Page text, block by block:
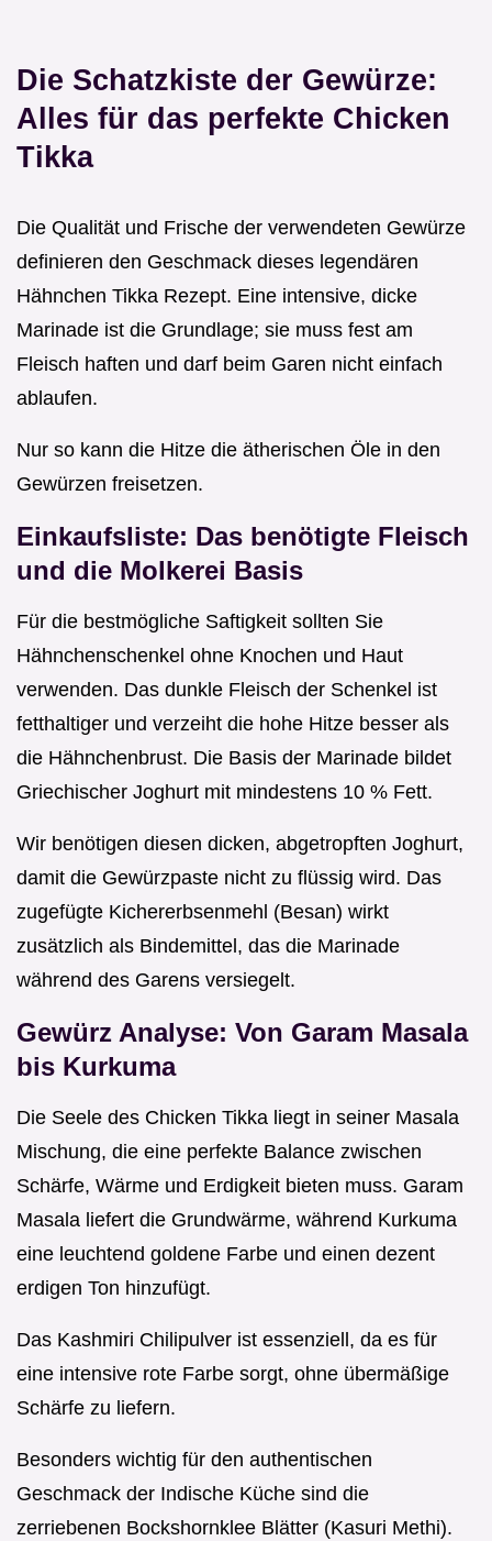
Die Schatzkiste der Gewürze:
Alles für das perfekte Chicken
Tikka
Die Qualität und Frische der verwendeten Gewürze
definieren den Geschmack dieses legendären
Hähnchen Tikka Rezept. Eine intensive, dicke
Marinade ist die Grundlage; sie muss fest am
Fleisch haften und darf beim Garen nicht einfach
ablaufen.
Nur so kann die Hitze die ätherischen Öle in den
Gewürzen freisetzen.
Einkaufsliste: Das benötigte Fleisch
und die Molkerei Basis
Für die bestmögliche Saftigkeit sollten Sie
Hähnchenschenkel ohne Knochen und Haut
verwenden. Das dunkle Fleisch der Schenkel ist
fetthaltiger und verzeiht die hohe Hitze besser als
die Hähnchenbrust. Die Basis der Marinade bildet
Griechischer Joghurt mit mindestens 10 % Fett.
Wir benötigen diesen dicken, abgetropften Joghurt,
damit die Gewürzpaste nicht zu flüssig wird. Das
zugefügte Kichererbsenmehl (Besan) wirkt
zusätzlich als Bindemittel, das die Marinade
während des Garens versiegelt.
Gewürz Analyse: Von Garam Masala
bis Kurkuma
Die Seele des Chicken Tikka liegt in seiner Masala
Mischung, die eine perfekte Balance zwischen
Schärfe, Wärme und Erdigkeit bieten muss. Garam
Masala liefert die Grundwärme, während Kurkuma
eine leuchtend goldene Farbe und einen dezent
erdigen Ton hinzufügt.
Das Kashmiri Chilipulver ist essenziell, da es für
eine intensive rote Farbe sorgt, ohne übermäßige
Schärfe zu liefern.
Besonders wichtig für den authentischen
Geschmack der Indische Küche sind die
zerriebenen Bockshornklee Blätter (Kasuri Methi).